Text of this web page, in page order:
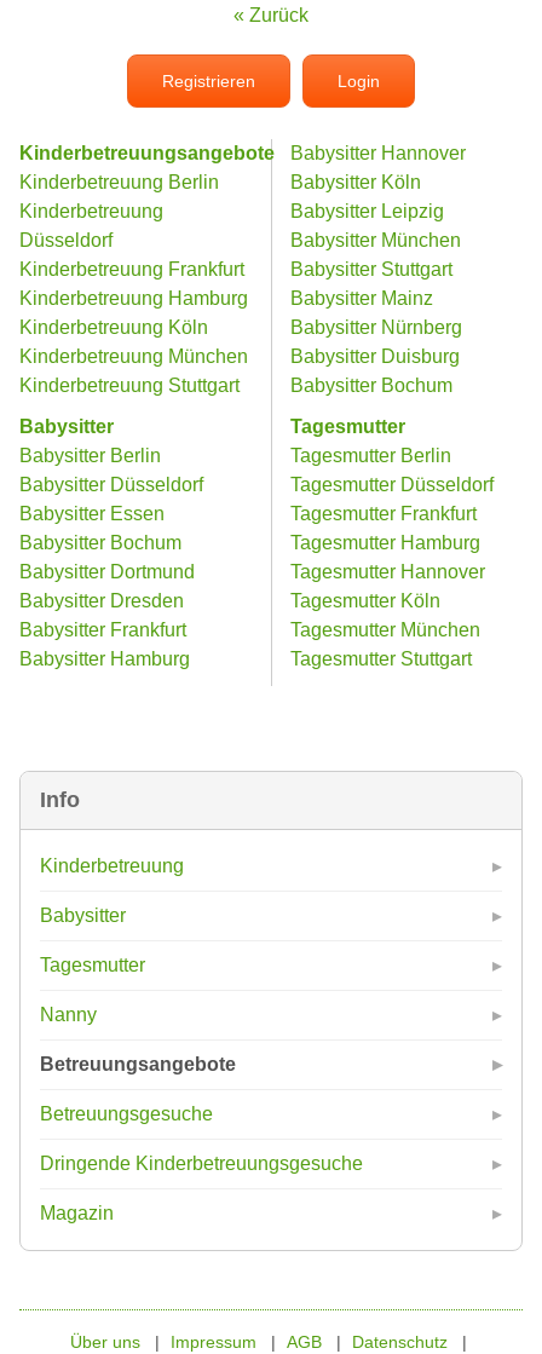
Info
Kinderbetreuung
Babysitter
Tagesmutter
Nanny
Betreuungsangebote
Betreuungsgesuche
Dringende Kinderbetreuungsgesuche
Magazin
« Zurück
Registrieren Login
Kinderbetreuungsangebote
Kinderbetreuung Berlin
Kinderbetreuung
Düsseldorf
Kinderbetreuung Frankfurt
Kinderbetreuung Hamburg
Kinderbetreuung Köln
Kinderbetreuung München
Kinderbetreuung Stuttgart
Babysitter
Babysitter Berlin
Babysitter Düsseldorf
Babysitter Essen
Babysitter Bochum
Babysitter Dortmund
Babysitter Dresden
Babysitter Frankfurt
Babysitter Hamburg
Babysitter Hannover
Babysitter Köln
Babysitter Leipzig
Babysitter München
Babysitter Stuttgart
Babysitter Mainz
Babysitter Nürnberg
Babysitter Duisburg
Babysitter Bochum
Tagesmutter
Tagesmutter Berlin
Tagesmutter Düsseldorf
Tagesmutter Frankfurt
Tagesmutter Hamburg
Tagesmutter Hannover
Tagesmutter Köln
Tagesmutter München
Tagesmutter Stuttgart
Über uns Impressum AGB Datenschutz